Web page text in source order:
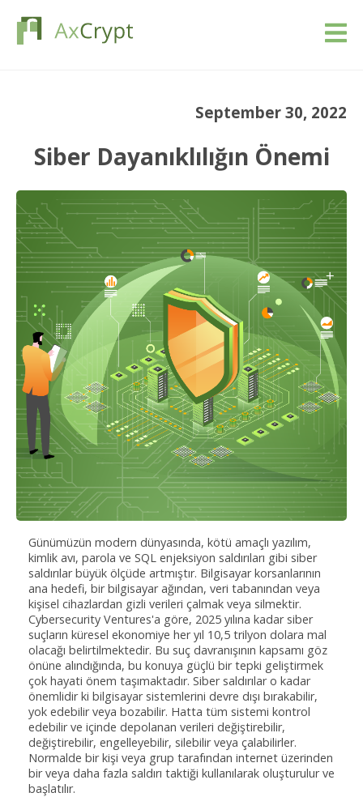
Endüstriler
Kaynaklar
Blog
Giriş yap
September 30, 2022
Siber Dayanıklılığın Önemi
Günümüzün modern dünyasında, kötü amaçlı yazılım,
kimlik avı, parola ve SQL enjeksiyon saldırıları gibi siber
saldırılar büyük ölçüde artmıştır. Bilgisayar korsanlarının
ana hedefi, bir bilgisayar ağından, veri tabanından veya
kişisel cihazlardan gizli verileri çalmak veya silmektir.
Cybersecurity Ventures'a göre, 2025 yılına kadar siber
suçların küresel ekonomiye her yıl 10,5 trilyon dolara mal
olacağı belirtilmektedir. Bu suç davranışının kapsamı göz
önüne alındığında, bu konuya güçlü bir tepki geliştirmek
çok hayati önem taşımaktadır. Siber saldırılar o kadar
önemlidir ki bilgisayar sistemlerini devre dışı bırakabilir,
yok edebilir veya bozabilir. Hatta tüm sistemi kontrol
edebilir ve içinde depolanan verileri değiştirebilir,
değiştirebilir, engelleyebilir, silebilir veya çalabilirler.
Normalde bir kişi veya grup tarafından internet üzerinden
bir veya daha fazla saldırı taktiği kullanılarak oluşturulur ve
başlatılır.